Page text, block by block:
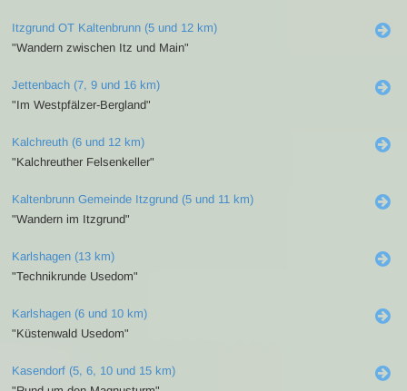
Itzgrund OT Kaltenbrunn (5 und 12 km)
"Wandern zwischen Itz und Main"
Jettenbach (7, 9 und 16 km)
"Im Westpfälzer-Bergland"
Kalchreuth (6 und 12 km)
"Kalchreuther Felsenkeller"
Kaltenbrunn Gemeinde Itzgrund (5 und 11 km)
"Wandern im Itzgrund"
Karlshagen (13 km)
"Technikrunde Usedom"
Karlshagen (6 und 10 km)
"Küstenwald Usedom"
Kasendorf (5, 6, 10 und 15 km)